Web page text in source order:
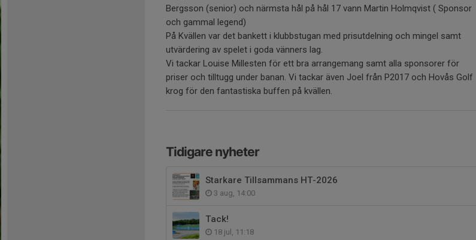
Bergsson (senior) och närmsta hål på hål 17 vann Martin Holmqvist ( Sponsor
och gammal legend)
På Kvällen var det bankett i klubbstugan med prisutdelning och mingel samt
utvärdering av spelet i goda vänners lag.
Vi tackar Louise Millesten för ett bra arrangemang samt alla sponsorer för
priser och tilltugg under banan. Vi tackar även Joel från P2017 och Hovås Golf
krog för den fantastiska buffen på kvällen.
Tidigare nyheter
Starkare Tillsammans HT-2026
3 aug, 14:00
Tack!
18 jul, 11:18